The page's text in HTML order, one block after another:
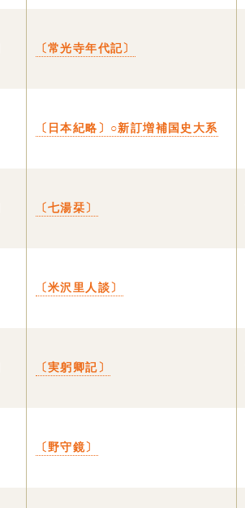
〔常光寺年代記〕
〔日本紀略〕○新訂増補国史大系
〔七湯栞〕
〔米沢里人談〕
〔実躬卿記〕
〔野守鏡〕